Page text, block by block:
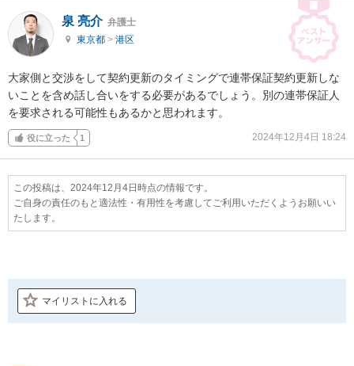
泉 亮介 弁護士
東京都 > 港区
大家側と交渉をして契約更新のタイミングで連帯保証契約更新しな
いことを含め話し合いをする必要があるでしょう。別の連帯保証人
を要求される可能性もあるかと思われます。
役に立った 1 2024年12月4日 18:24
この投稿は、2024年12月4日時点の情報です。
ご自身の責任のもと適法性・有用性を考慮してご利用いただくようお願いい
たします。
マイリストに入れる